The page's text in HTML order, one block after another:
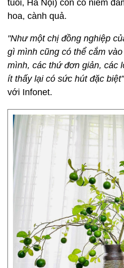
tuổi, Hà Nội) còn có niềm
hoa, cành quả.
"Như một chị đồng nghiệp
gì mình cũng có thể cắm
mình, các thứ đơn giản, các
ít thấy lại có sức hút đặc biệt”
với Infonet.